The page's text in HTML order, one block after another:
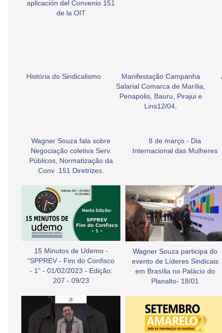
aplicación del Convenio 151
de la OIT
História do Sindicalismo
Manifestação Campanha
Salarial Comarca de Marília,
Penapolis, Bauru, Pirajui e
Lins12/04,
Wagner Souza fala sobre
Negociação coletiva Serv.
Públicos, Normatização da
Conv .151 Diretrizes.
8 de março - Dia
Internacional das Mulheres
15 Minutos de Udemo -
“SPPREV - Fim do Confisco
- 1” - 01/02/2023 - Edição:
207 - 09/23
Wagner Souza participa do
evento de Líderes Sindicais
em Brasília no Palácio do
Planalto- 18/01